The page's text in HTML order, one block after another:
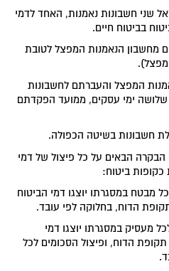
שני חשבונות נאמנות, האחד לדמי
בביטוח חיים.
מחשבון הנאמנות המפצל לטובת
מפצל).
המפצל והעברתם לחשבונות
ימי עסקים, ממועד הפקדתם
חשבונות בשיטה הכפולה.
הבקרה הבאים על כל פיצול של דמי
כקופות ביטוח:
מבטח במסגרתו יוצגו דמי הביטוח
הדוח, בחלוקה לפי עובד.
לכל מעסיק במסגרתו יוצגו דמי
הדוח, ופיצול הסכומים לכל